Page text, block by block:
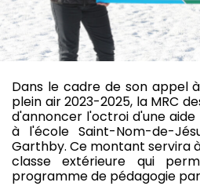
Dans le cadre de son appel
plein air 2023-2025, la MRC
d'annoncer l'octroi d'une
à l'école Saint-Nom-de-
Garthby. Ce montant servira
classe extérieure qui
programme de pédagogie